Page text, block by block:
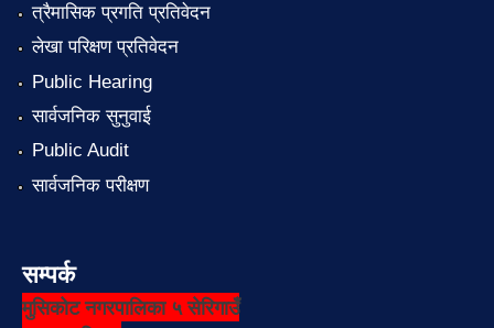
त्रैमासिक प्रगति प्रतिवेदन
लेखा परिक्षण प्रतिवेदन
Public Hearing
सार्वजनिक सुनुवाई
Public Audit
सार्वजनिक परीक्षण
सम्पर्क
मुसिकोट नगरपालिका ५ सेरिगाउँ